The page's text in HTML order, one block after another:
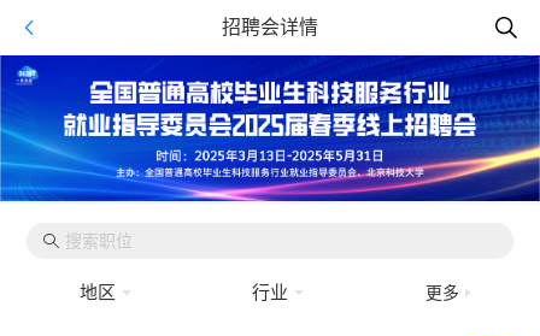
招聘会详情
地区 行业 更多